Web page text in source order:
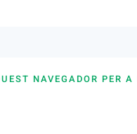
NAVEGADOR PER